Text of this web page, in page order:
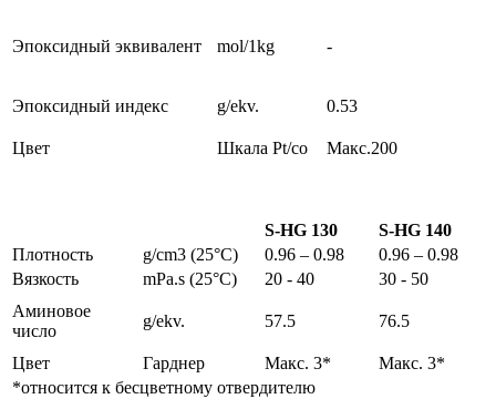
Эпоксидный эквивалент mol/1kg -
Эпоксидный индекс g/ekv. 0.53
Цвет Шкала Pt/co Макс.200
S-HG 130
S-HG 140
Плотность
g/cm3 (25°C) 0.96 – 0.98
0.96 – 0.98
Вязкость
mPa.s (25°C) 20 - 40
30 - 50
Аминовое
число
g/ekv. 57.5 76.5
Цвет Гарднер Макс. 3*
Макс. 3*
*относится к бесцветному отвердителю